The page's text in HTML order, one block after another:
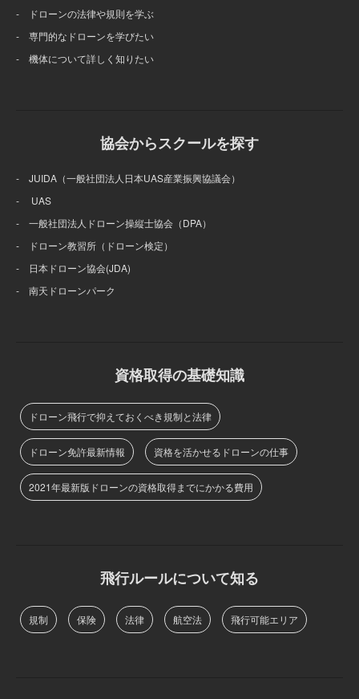
- ドローンの法律や規則を学ぶ
- 専門的なドローンを学びたい
- 機体について詳しく知りたい
協会からスクールを探す
- JUIDA（一般社団法人日本UAS産業振興協議会）
- UAS
- 一般社団法人ドローン操縦士協会（DPA）
- ドローン教習所（ドローン検定）
- 日本ドローン協会(JDA)
- 南天ドローンパーク
資格取得の基礎知識
ドローン飛行で抑えておくべき規制と法律
ドローン免許最新情報 資格を活かせるドローンの仕事
2021年最新版ドローンの資格取得までにかかる費用
飛行ルールについて知る
規制 保険 法律 航空法 飛行可能エリア